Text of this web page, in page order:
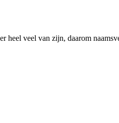
heel veel van zijn, daarom